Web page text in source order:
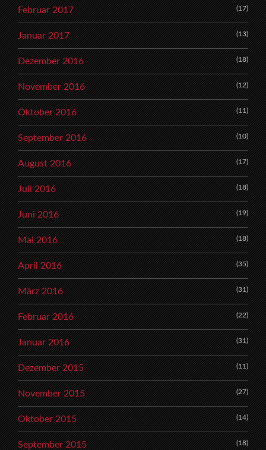
Februar 2017 (17)
Januar 2017 (13)
Dezember 2016 (18)
November 2016 (12)
Oktober 2016 (11)
September 2016 (10)
August 2016 (17)
Juli 2016 (18)
Juni 2016 (19)
Mai 2016 (18)
April 2016 (35)
März 2016 (31)
Februar 2016 (22)
Januar 2016 (31)
Dezember 2015 (11)
November 2015 (27)
Oktober 2015 (14)
September 2015 (18)